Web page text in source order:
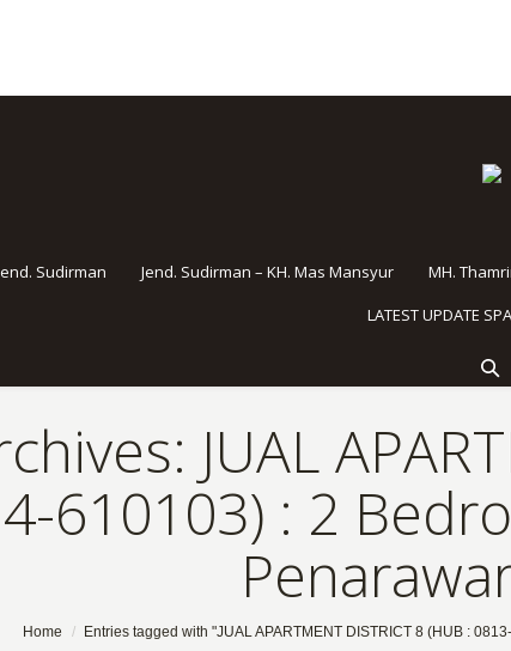
Sudirman Jend. Sudirman – KH. Mas Mansyur MH.
LATEST UPDATE
JUAL
610103) : 2
Home Entries tagged with "JUAL APARTMENT DISTRICT 8 (HUB :